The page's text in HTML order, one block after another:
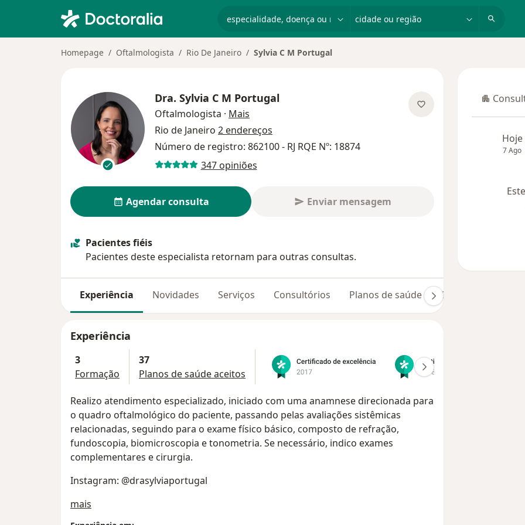
Homepage Oftalmologista Rio De Janeiro Sylvia C M Portugal
Dra. Sylvia C M Portugal
Oftalmologista · Mais
Rio de Janeiro 2 endereços
Número de registro: 862100 - RJ RQE Nº: 18874
347 opiniões
Agendar consulta Enviar mensagem
Pacientes fiéis
Pacientes deste especialista retornam para outras consultas.
Experiência Novidades Serviços Consultórios Planos de saúde Opiniões (347)
Experiência
3
Formação
37
Planos de saúde aceitos
Realizo atendimento especializado, iniciado com uma anamnese direcionada para
o quadro oftalmológico do paciente, passando pelas avaliações sistêmicas
relacionadas, seguindo para o exame físico básico, composto de refração,
fundoscopia, biomicroscopia e tonometria. Se necessário, indico exames
complementares e cirurgia.
Instagram: @drasylviaportugal
mais
Hoje
7 Ago